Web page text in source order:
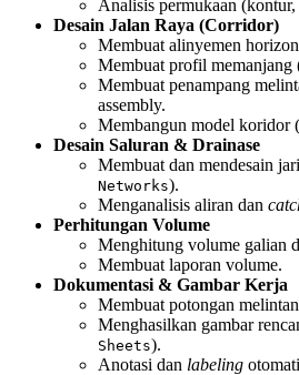
Analisis permukaan (kontur,
Desain Jalan Raya (Corridor)
Membuat alinyemen
Membuat profil memanjang
Membuat penampang
assembly.
Membangun model koridor (
Desain Saluran & Drainase
Membuat dan mendesain
Networks).
Menganalisis aliran dan
Perhitungan Volume
Menghitung volume galian
Membuat laporan volume.
Dokumentasi & Gambar Kerja
Membuat potongan
Menghasilkan gambar
Sheets).
Anotasi dan labeling